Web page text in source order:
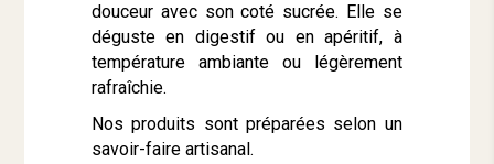
douceur avec son coté sucrée. Elle se
déguste en digestif ou en apéritif, à
température ambiante ou légèrement
rafraîchie.
Nos produits sont préparées selon un
savoir-faire artisanal.